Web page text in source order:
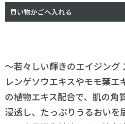
～若々しい輝きのエイジン
レンゲソウエキスやモモ葉エ
の植物エキス配合で、肌の角
浸透し、たっぷりうるおいを